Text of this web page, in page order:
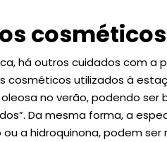
há outros cuidados com a
cosméticos utilizados à
no verão, podendo
Da mesma forma, a
a hidroquinona, podem